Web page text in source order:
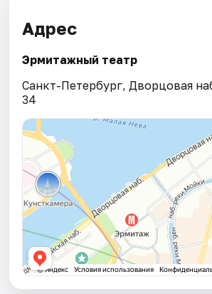
Адрес
Эрмитажный театр
Санкт-Петербург, Дворцовая
34